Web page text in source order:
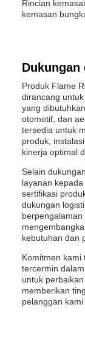
Rincian
kemasan
Dukungan
Produk Flame
dirancang
yang
otomotif, dan
tersedia untuk
produk,
kinerja optimal
Selain
layanan
sertifikasi
dukungan
kebutuhan dan
Komitmen kami
tercermin
untuk
memberikan
pelanggan kami